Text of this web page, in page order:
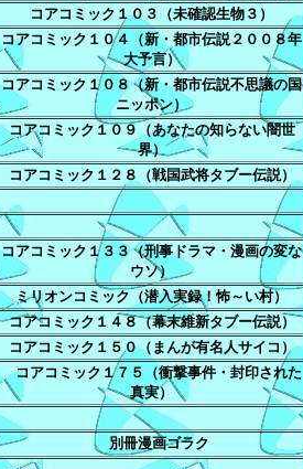
コアコミック１０３（未確認生物３）
コアコミック１０４（新・都市伝説２００８年
大予言）
コアコミック１０８（新・都市伝説不思議の国
ニッポン）
コアコミック１０９（あなたの知らない闇世
界）
コアコミック１２８（戦国武将タブー伝説）
コアコミック１３３（刑事ドラマ・漫画の変な
ウソ）
ミリオンコミック（潜入実録！怖～い村）
コアコミック１４８（幕末維新タブー伝説）
コアコミック１５０（まんが有名人サイコ）
コアコミック１７５（衝撃事件・封印された
真実）
別冊漫画ゴラク